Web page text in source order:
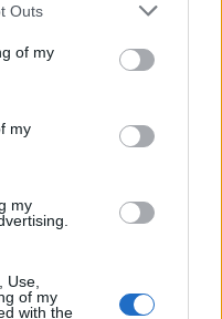
Outs
of my
my
my
Use,
of my
with the